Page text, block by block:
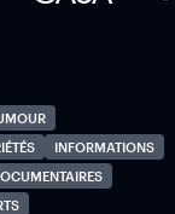
INFORMATIONS